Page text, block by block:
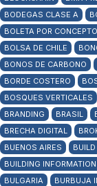
BODEGAS CLASE A
BOLETA POR
BOLSA DE CHILE
BONOS DE CARBONO
BORDE COSTERO
BOSQUES VERTICALES
BRANDING
BRASIL
BRECHA DIGITAL
BUENOS AIRES
BUILDING
BULGARIA
BURBUJA